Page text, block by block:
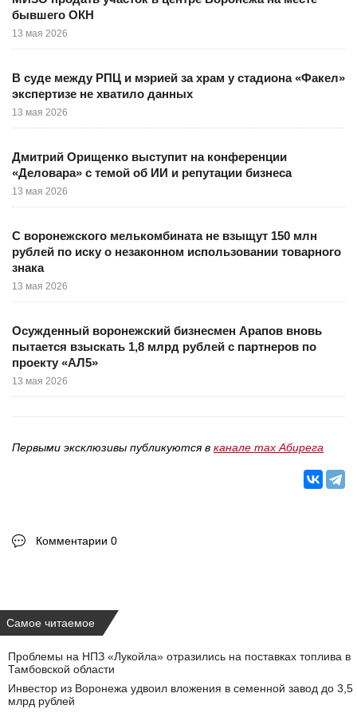
бывшего ОКН
13 мая 2026
В суде между РПЦ и мэрией за храм у стадиона «Факел»
экспертизе не хватило данных
13 мая 2026
Дмитрий Орищенко выступит на конференции
«Деловара» с темой об ИИ и репутации бизнеса
13 мая 2026
С воронежского мелькомбината не взыщут 150 млн
рублей по иску о незаконном использовании товарного
знака
13 мая 2026
Осужденный воронежский бизнесмен Арапов вновь
пытается взыскать 1,8 млрд рублей с партнеров по
проекту «АЛ5»
13 мая 2026
Первыми эксклюзивы публикуются в канале max Абирега
Комментарии 0
Самое читаемое
Проблемы на НПЗ «Лукойла» отразились на поставках топлива в
Тамбовской области
Инвестор из Воронежа удвоил вложения в семенной завод до 3,5
млрд рублей